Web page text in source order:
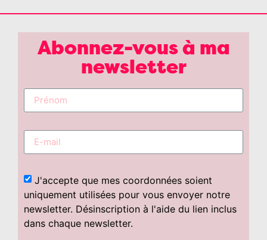
Abonnez-vous à ma
newsletter
J'accepte que mes coordonnées soient
uniquement utilisées pour vous envoyer notre
newsletter. Désinscription à l'aide du lien inclus
dans chaque newsletter.